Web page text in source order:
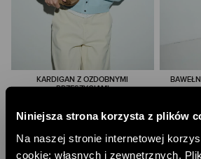
Niniejsza strona korzysta z plików
Na naszej stronie internetowej
cookie: własnych i zewnętrznych.
KARDIGAN Z OZDOBNYMI
PRZESZYCIAMI
NAJNIŻSZA CENA Z 30 DNI: 449,00 PLN
-10% PRZY ZAKUPIE ZA 500 PLN
-10%